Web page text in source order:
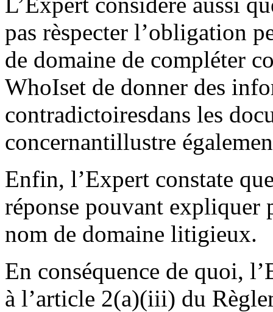
pas rèspecter l’obligation
de domaine de compléter
WhoIset de donner des
contradictoiresdans les
concernantillustre
Enfin, l’Expert constate
réponse pouvant
nom de domaine litigieux.
En conséquence de quoi,
à l’article 2(a)(iii) du